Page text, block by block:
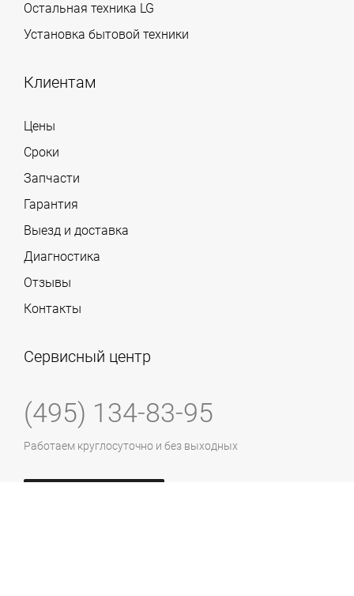
Остальная техника LG
Установка бытовой техники
Клиентам
Цены
Сроки
Запчасти
Гарантия
Выезд и доставка
Диагностика
Отзывы
Контакты
Сервисный центр
(495) 134-83-95
Работаем круглосуточно и без выходных